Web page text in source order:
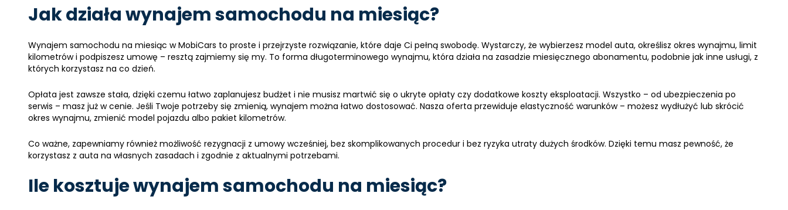
Jak działa wynajem samochodu na miesiąc?
Wynajem samochodu na miesiąc w MobiCars to proste i przejrzyste rozwiązanie, które daje Ci pełną swobodę. Wystarczy, że wybierzesz model auta, określisz okres wynajmu, limit
kilometrów i podpiszesz umowę – resztą zajmiemy się my. To forma długoterminowego wynajmu, która działa na zasadzie miesięcznego abonamentu, podobnie jak inne usługi, z
których korzystasz na co dzień.
Opłata jest zawsze stała, dzięki czemu łatwo zaplanujesz budżet i nie musisz martwić się o ukryte opłaty czy dodatkowe koszty eksploatacji. Wszystko – od ubezpieczenia po
serwis – masz już w cenie. Jeśli Twoje potrzeby się zmienią, wynajem można łatwo dostosować. Nasza oferta przewiduje elastyczność warunków – możesz wydłużyć lub skrócić
okres wynajmu, zmienić model pojazdu albo pakiet kilometrów.
Co ważne, zapewniamy również możliwość rezygnacji z umowy wcześniej, bez skomplikowanych procedur i bez ryzyka utraty dużych środków. Dzięki temu masz pewność, że
korzystasz z auta na własnych zasadach i zgodnie z aktualnymi potrzebami.
Ile kosztuje wynajem samochodu na miesiąc?